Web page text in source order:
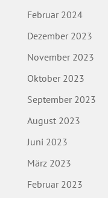
Februar 2024
Dezember 2023
November 2023
Oktober 2023
September 2023
August 2023
Juni 2023
März 2023
Februar 2023